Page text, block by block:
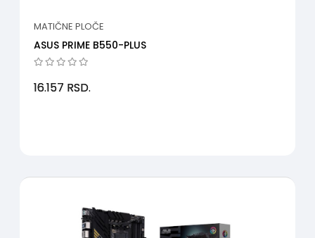
MATIČNE PLOČE
ASUS PRIME B550-PLUS
16.157 RSD.